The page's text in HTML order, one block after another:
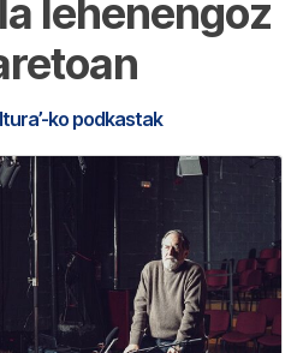
lehenengoz
ko podkastak